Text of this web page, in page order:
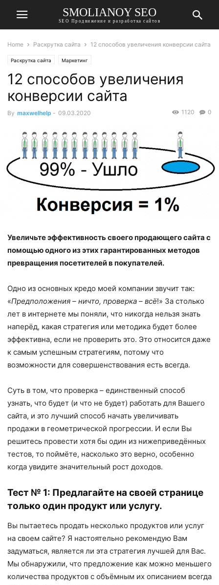
SMOLIANOY SEO
SEO Продвижение и разработка сайтов
Home Раскрутка сайта 12 способов увеличения конверсии сайта
Раскрутка сайта Маркетинг
12 способов увеличения
конверсии сайта
By maxwelhelp - 09.03.2020 0
1120
Увеличьте эффективность своего продающего сайта с
помощью одного из этих гарантированных методов
превращения посетителей в покупателей.
Одно из основных кредо моей компании звучит так:
«Предположения – ничто, проверка – всё!» За столько
лет в интернете мы поняли, что никогда нельзя знать
наперёд, какая стратегия или методика будет более
эффективна, если не проверить это. Это относится даже
к самым успешным стратегиям, потому что
возможности для совершенствования есть всегда.
Суть в том, что проверка – единственный способ
узнать, что будет (и что не будет) работать для Вашего
сайта, и это лучший способ начать увеличивать
продажи в геометрической прогрессии. И если Вы
решитесь провести хотя бы один из нижеприведённых
тестов, то поймёте, насколько это верно, особенно
когда увидите значительный рост доходов.
Тест № 1: Предлагайте на своей странице
только один продукт или услугу.
Вы пытаетесь продать несколько продуктов или услуг
на своем сайте? Я настоятельно рекомендую Вам
задуматься, является ли эта стратегия лучшей для Вас.
Мы обнаружили, что предложение как можно меньшего
количества продуктов с объёмным их описанием всегда